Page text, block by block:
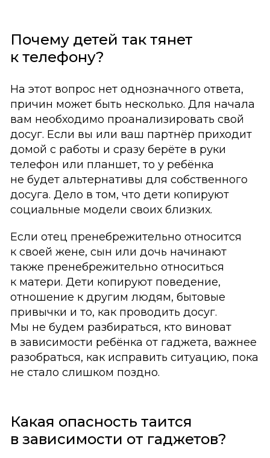
Почему детей так тянет
к телефону?
На этот вопрос нет однозначного ответа,
причин может быть несколько. Для начала
вам необходимо проанализировать свой
досуг. Если вы или ваш партнёр приходит
домой с работы и сразу берёте в руки
телефон или планшет, то у ребёнка
не будет альтернативы для собственного
досуга. Дело в том, что дети копируют
социальные модели своих близких.
Если отец пренебрежительно относится
к своей жене, сын или дочь начинают
также пренебрежительно относиться
к матери. Дети копируют поведение,
отношение к другим людям, бытовые
привычки и то, как проводить досуг.
Мы не будем разбираться, кто виноват
в зависимости ребёнка от гаджета, важнее
разобраться, как исправить ситуацию, пока
не стало слишком поздно.
Какая опасность таится
в зависимости от гаджетов?